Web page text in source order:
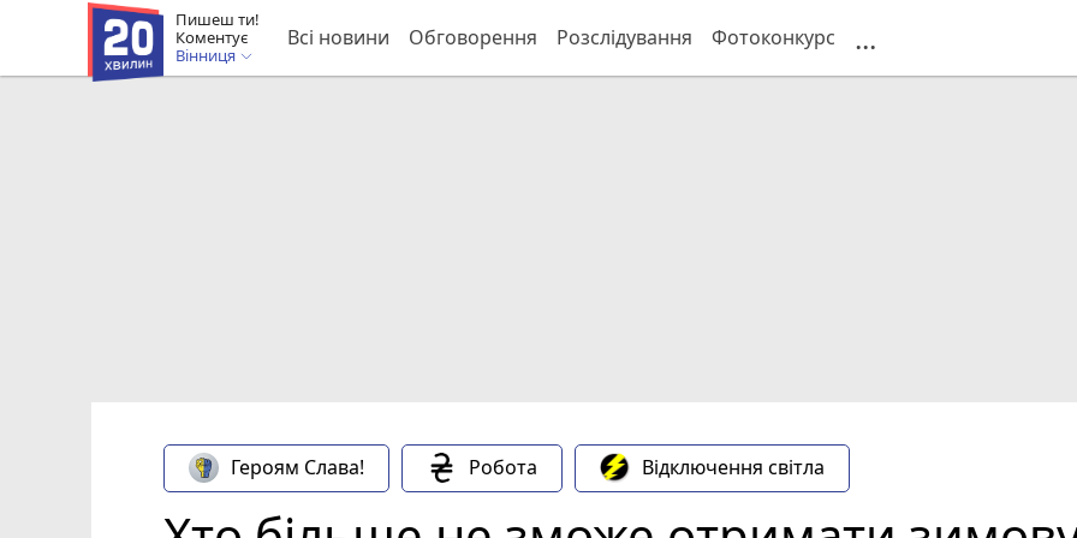
Пишеш ти!
Коментує
Вінниця
Всі новини Обговорення Розслідування Фотоконкурс ...
Героям Слава! Робота Відключення світла